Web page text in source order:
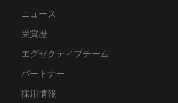
ニュース
受賞歴
エグゼクティブチーム
パートナー
採用情報